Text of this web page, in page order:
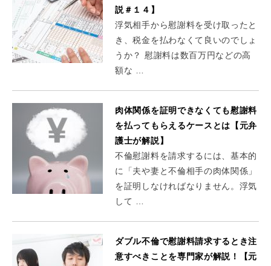
説＃１４】
浮気相手から慰謝料を受け取ったと
き、税金を払わなくて良いのでしょ
うか？ 慰謝料は数百万円などの高
額な …
肉体関係を証明できなくても慰謝料
を払ってもらえるケースとは【元弁
護士が解説】
不倫慰謝料を請求するには、基本的
に「夫や妻と不倫相手の肉体関係」
を証明しなければなりません。浮気
して …
ダブル不倫で慰謝料請求するとき注
意すべきことを専門家が解説！【元